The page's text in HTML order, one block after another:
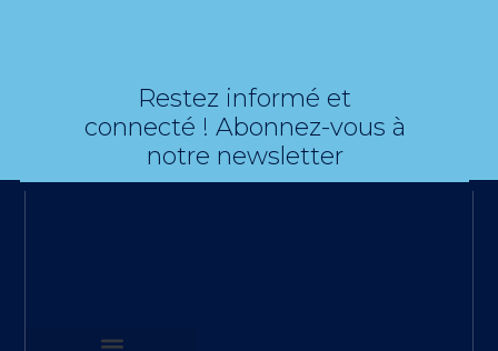
Restez informé et
connecté ! Abonnez-vous à
notre newsletter